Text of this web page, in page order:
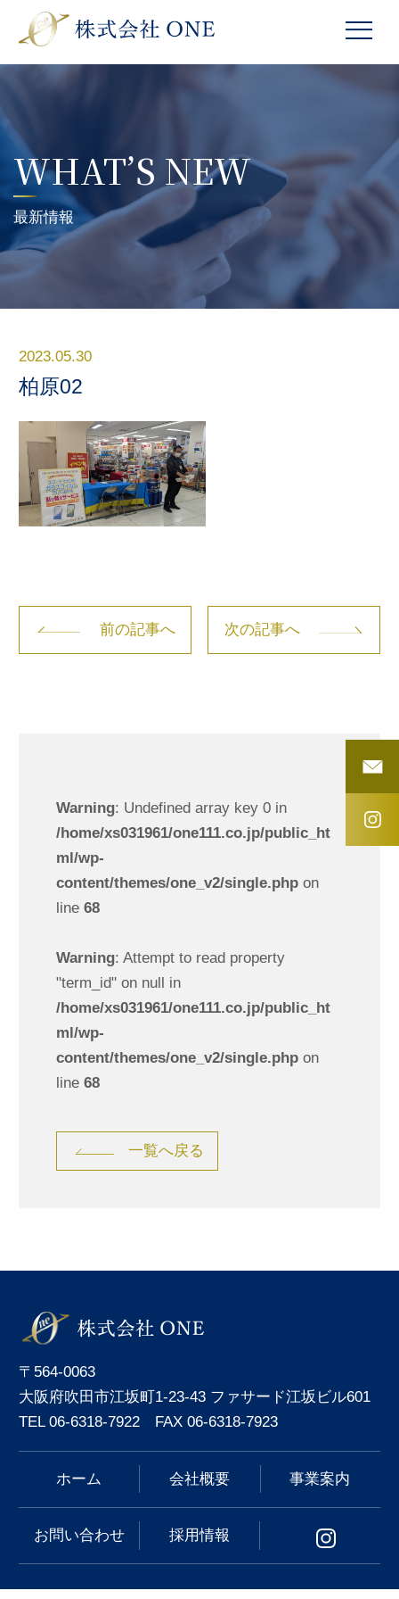
WHAT’S NEW
最新情報
2023.05.30
柏原02
前の記事へ 次の記事へ
Warning: Undefined array key 0 in
/home/xs031961/one111.co.jp/public_ht
ml/wp-
content/themes/one_v2/single.phpon
line 68
Warning: Attempt to read property
"term_id" on null in
/home/xs031961/one111.co.jp/public_ht
ml/wp-
content/themes/one_v2/single.phpon
line 68
一覧へ戻る
〒564-0063
大阪府吹田市江坂町1-23-43 ファサード江坂ビル601
TEL 06-6318-7922 FAX 06-6318-7923
ホーム 会社概要 事業案内
お問い合わせ 採用情報